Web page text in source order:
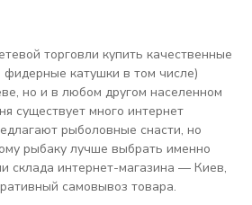
торговли купить качественные
катушки в том числе)
но и в любом другом населенном
существует много интернет
рыболовные снасти, но
рыбаку лучше выбрать именно
склада интернет-магазина — Киев,
самовывоз товара.